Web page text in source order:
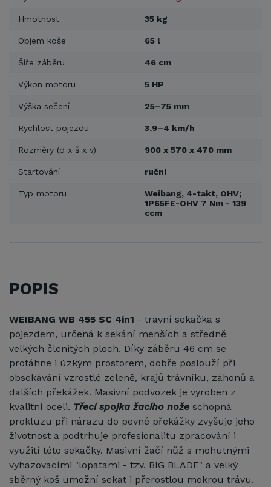
Hmotnost 35 kg
Objem koše 65 l
Šíře záběru 46 cm
Výkon motoru 5 HP
Výška sečení 25–75 mm
Rychlost pojezdu 3,9–4 km/h
Rozměry (d x š x v) 900 x 570 x 470 mm
Startování ruční
Typ motoru
Weibang, 4-takt, OHV;
1P65FE-OHV 7 Nm - 139
ccm
POPIS
WEIBANG WB 455 SC 4in1 - travní sekačka s
pojezdem, určená k sekání menších a středně
velkých členitých ploch. Díky záběru 46 cm se
protáhne i úzkým prostorem, dobře poslouží při
obsekávání vzrostlé zeleně, krajů trávníku, záhonů a
dalších překážek. Masivní podvozek je vyroben z
kvalitní oceli. Třecí spojka žacího nože schopná
prokluzu při nárazu do pevné překážky zvyšuje jeho
životnost a podtrhuje profesionalitu zpracování i
využití této sekačky. Masivní žačí nůž s mohutnými
vyhazovacími "lopatami - tzv. BIG BLADE" a velký
sběrný koš umožní sekat i přerostlou mokrou trávu.